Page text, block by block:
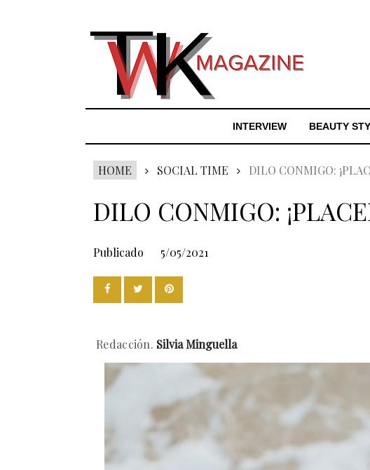
INTERVIEW BEAUTY
HOME SOCIAL TIME DILO CONMIGO:
DILO CONMIGO:
Publicado 5/05/2021
Redacción. Silvia Minguella